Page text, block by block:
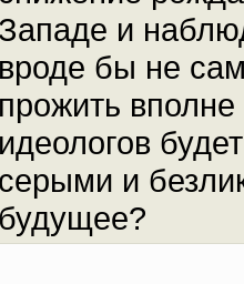
Западе и
вроде бы не
прожить
идеологов
серыми и
будущее?